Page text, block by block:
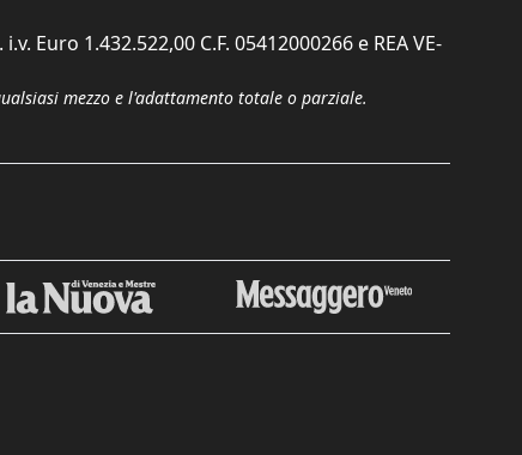
Euro 1.432.522,00 C.F. 05412000266 e REA VE-
mezzo e l'adattamento totale o parziale.